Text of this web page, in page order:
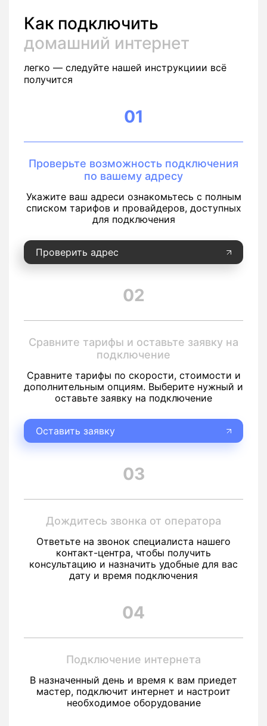
Как подключить
домашний интернет
легко — следуйте нашей инструкциии всё
получится
01
Проверьте возможность подключения
по вашему адресу
Укажите ваш адреси ознакомьтесь с полным
списком тарифов и провайдеров, доступных
для подключения
Проверить адрес
02
Сравните тарифы и оставьте заявку на
подключение
Сравните тарифы по скорости, стоимости и
дополнительным опциям. Выберите нужный и
оставьте заявку на подключение
Оставить заявку
03
Дождитесь звонка от оператора
Ответьте на звонок специалиста нашего
контакт-центра, чтобы получить
консультацию и назначить удобные для вас
дату и время подключения
04
Подключение интернета
В назначенный день и время к вам приедет
мастер, подключит интернет и настроит
необходимое оборудование